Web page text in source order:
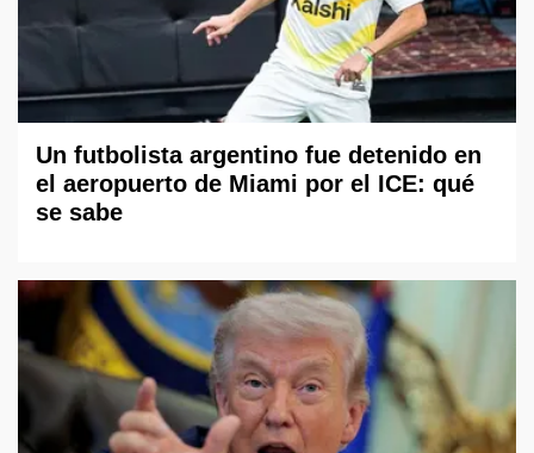
Un futbolista argentino fue detenido en
el aeropuerto de Miami por el ICE: qué
se sabe